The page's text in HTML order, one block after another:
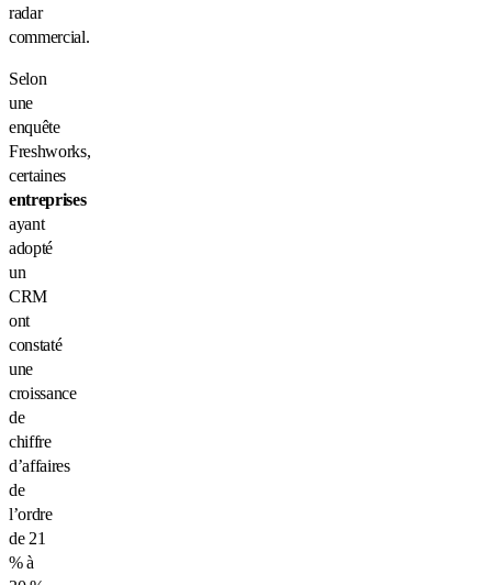
radar
commercial.
Selon
une
enquête
Freshworks,
certaines
entreprises
ayant
adopté
un
CRM
ont
constaté
une
croissance
de
chiffre
d’affaires
de
l’ordre
de 21
% à